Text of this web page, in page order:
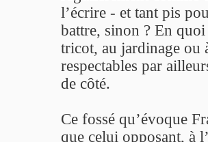
l’écrire - et tant pis
battre, sinon ? En
tricot, au jardinage ou
respectables par
de côté.
Ce fossé qu’évoque
que celui opposant, à